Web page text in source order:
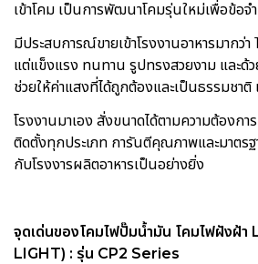
เข้าโคม เป็นการพัฒนาโคมรุ่นใหม่เพื่อข้อ
มีประสบการณ์ขายเข้าโรงงานอาหารมากว่
แต่แข็งแรง ทนทาน รูปทรงสวยงาม และด้
ช่วยให้ค่าแสงที่ได้ถูกต้องและเป็นธรรมชาติ
โรงงานมาเอง สั่งขนาดได้ตามความต้องก
ติดตั้งทุกประเภท การันตีคุณภาพและมาตร
กับโรงงารผลิตอาหารเป็นอย่างยิ่ง
จุดเด่นของโคมไฟปั๊มน้ำมัน โคมไฟฝังฝ้า
LIGHT) : รุ่น CP2 Series